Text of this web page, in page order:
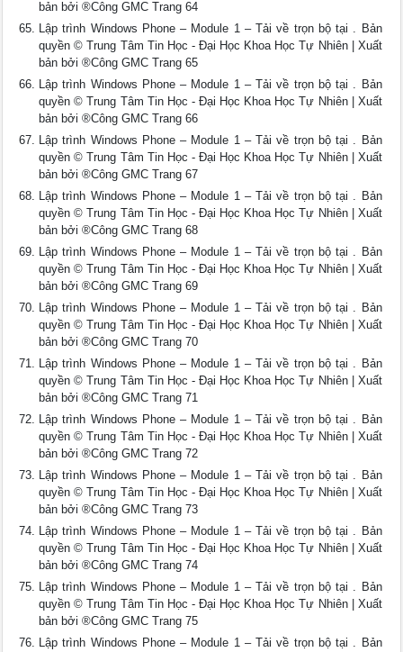
bản bởi ®Công GMC Trang 64
Lập trình Windows Phone – Module 1 – Tải về trọn bộ tại . Bản
quyền © Trung Tâm Tin Học - Đại Học Khoa Học Tự Nhiên | Xuất
bản bởi ®Công GMC Trang 65
Lập trình Windows Phone – Module 1 – Tải về trọn bộ tại . Bản
quyền © Trung Tâm Tin Học - Đại Học Khoa Học Tự Nhiên | Xuất
bản bởi ®Công GMC Trang 66
Lập trình Windows Phone – Module 1 – Tải về trọn bộ tại . Bản
quyền © Trung Tâm Tin Học - Đại Học Khoa Học Tự Nhiên | Xuất
bản bởi ®Công GMC Trang 67
Lập trình Windows Phone – Module 1 – Tải về trọn bộ tại . Bản
quyền © Trung Tâm Tin Học - Đại Học Khoa Học Tự Nhiên | Xuất
bản bởi ®Công GMC Trang 68
Lập trình Windows Phone – Module 1 – Tải về trọn bộ tại . Bản
quyền © Trung Tâm Tin Học - Đại Học Khoa Học Tự Nhiên | Xuất
bản bởi ®Công GMC Trang 69
Lập trình Windows Phone – Module 1 – Tải về trọn bộ tại . Bản
quyền © Trung Tâm Tin Học - Đại Học Khoa Học Tự Nhiên | Xuất
bản bởi ®Công GMC Trang 70
Lập trình Windows Phone – Module 1 – Tải về trọn bộ tại . Bản
quyền © Trung Tâm Tin Học - Đại Học Khoa Học Tự Nhiên | Xuất
bản bởi ®Công GMC Trang 71
Lập trình Windows Phone – Module 1 – Tải về trọn bộ tại . Bản
quyền © Trung Tâm Tin Học - Đại Học Khoa Học Tự Nhiên | Xuất
bản bởi ®Công GMC Trang 72
Lập trình Windows Phone – Module 1 – Tải về trọn bộ tại . Bản
quyền © Trung Tâm Tin Học - Đại Học Khoa Học Tự Nhiên | Xuất
bản bởi ®Công GMC Trang 73
Lập trình Windows Phone – Module 1 – Tải về trọn bộ tại . Bản
quyền © Trung Tâm Tin Học - Đại Học Khoa Học Tự Nhiên | Xuất
bản bởi ®Công GMC Trang 74
Lập trình Windows Phone – Module 1 – Tải về trọn bộ tại . Bản
quyền © Trung Tâm Tin Học - Đại Học Khoa Học Tự Nhiên | Xuất
bản bởi ®Công GMC Trang 75
Lập trình Windows Phone – Module 1 – Tải về trọn bộ tại . Bản